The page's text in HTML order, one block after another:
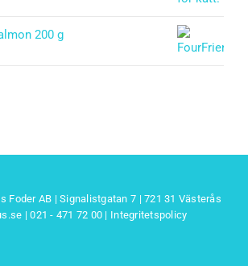
200 g
Foder AB | Signalistgatan 7 | 721 31 Västerås
| 021 - 471 72 00 | Integritetspolicy